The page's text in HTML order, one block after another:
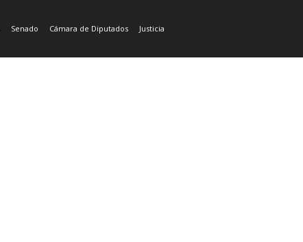
Senado Cámara de Diputados
Justicia